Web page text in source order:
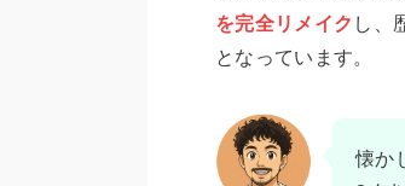
を完全リメイク し、
となっています。
懐か